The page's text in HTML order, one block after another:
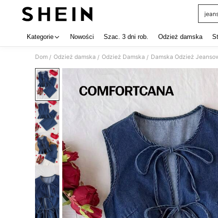
Kategorie Nowości Szac. 3 dni rob. Odzież damska
Dom / Odzież damska / Odzież Damska / Damska Odzież